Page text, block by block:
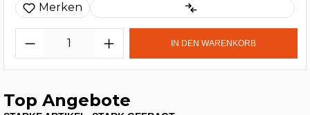
Merken
IN DEN WARENKORB
Top Angebote